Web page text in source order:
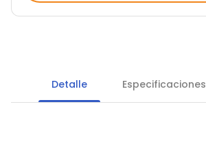
Detalle Especificaciones